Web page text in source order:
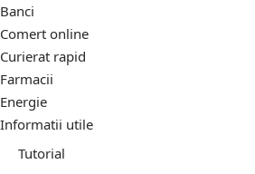
Banci
Comert online
Curierat rapid
Farmacii
Energie
Informatii utile
Tutorial